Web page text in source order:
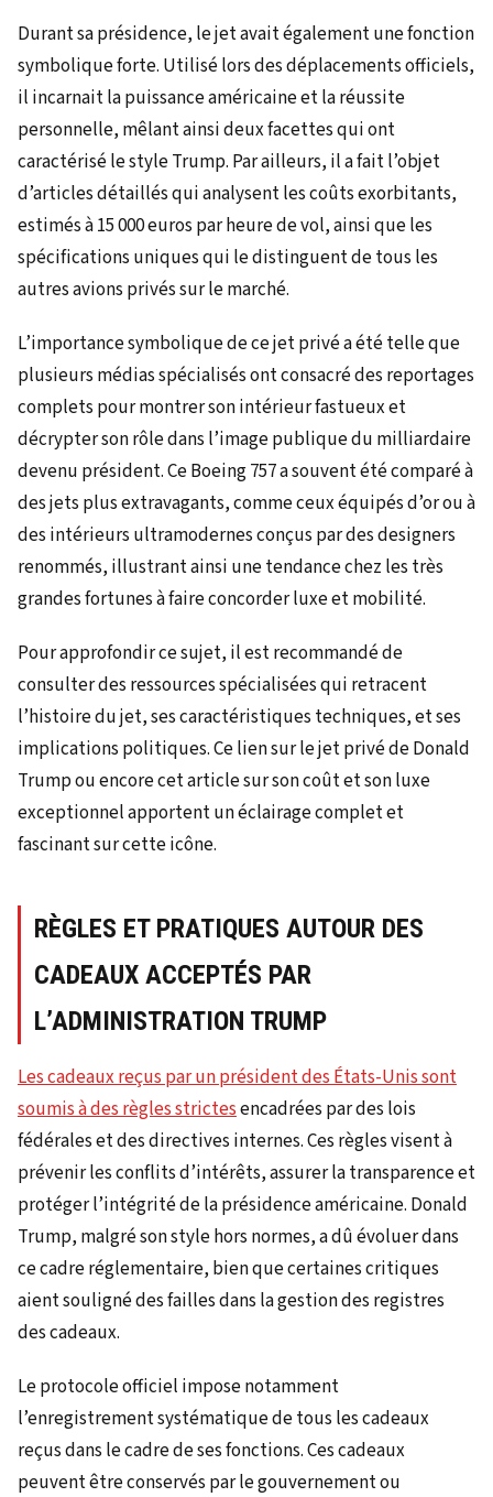
Durant sa présidence, le jet avait également une fonction
symbolique forte. Utilisé lors des déplacements officiels,
il incarnait la puissance américaine et la réussite
personnelle, mêlant ainsi deux facettes qui ont
caractérisé le style Trump. Par ailleurs, il a fait l’objet
d’articles détaillés qui analysent les coûts exorbitants,
estimés à 15 000 euros par heure de vol, ainsi que les
spécifications uniques qui le distinguent de tous les
autres avions privés sur le marché.
L’importance symbolique de ce jet privé a été telle que
plusieurs médias spécialisés ont consacré des reportages
complets pour montrer son intérieur fastueux et
décrypter son rôle dans l’image publique du milliardaire
devenu président. Ce Boeing 757 a souvent été comparé à
des jets plus extravagants, comme ceux équipés d’or ou à
des intérieurs ultramodernes conçus par des designers
renommés, illustrant ainsi une tendance chez les très
grandes fortunes à faire concorder luxe et mobilité.
Pour approfondir ce sujet, il est recommandé de
consulter des ressources spécialisées qui retracent
l’histoire du jet, ses caractéristiques techniques, et ses
implications politiques. Ce lien sur le jet privé de Donald
Trump ou encore cet article sur son coût et son luxe
exceptionnel apportent un éclairage complet et
fascinant sur cette icône.
RÈGLES ET PRATIQUES AUTOUR DES
CADEAUX ACCEPTÉS PAR
L’ADMINISTRATION TRUMP
Les cadeaux reçus par un président des États-Unis sont
soumis à des règles strictesencadrées par des lois
fédérales et des directives internes. Ces règles visent à
prévenir les conflits d’intérêts, assurer la transparence et
protéger l’intégrité de la présidence américaine. Donald
Trump, malgré son style hors normes, a dû évoluer dans
ce cadre réglementaire, bien que certaines critiques
aient souligné des failles dans la gestion des registres
des cadeaux.
Le protocole officiel impose notamment
l’enregistrement systématique de tous les cadeaux
reçus dans le cadre de ses fonctions. Ces cadeaux
peuvent être conservés par le gouvernement ou